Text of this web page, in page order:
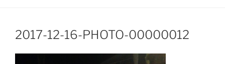
2017-12-16-PHOTO-00000012